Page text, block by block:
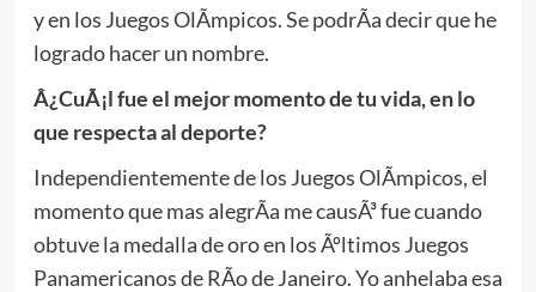
y en los Juegos OlÃ­mpicos. Se podrÃ­a decir que he
logrado hacer un nombre.
Â¿CuÃ¡l fue el mejor momento de tu vida, en lo
que respecta al deporte?
Independientemente de los Juegos OlÃ­mpicos, el
momento que mas alegrÃ­a me causÃ³ fue cuando
obtuve la medalla de oro en los Ãºltimos Juegos
Panamericanos de RÃ­o de Janeiro. Yo anhelaba esa